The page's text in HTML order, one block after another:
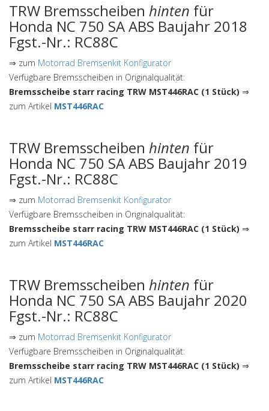
TRW Bremsscheiben hinten für
Honda NC 750 SA ABS Baujahr 2018
Fgst.-Nr.: RC88C
⇒ zum Motorrad Bremsenkit Konfigurator
Verfügbare Bremsscheiben in Originalqualität:
Bremsscheibe starr racing TRW MST446RAC (1 Stück) ⇒
zum Artikel MST446RAC
TRW Bremsscheiben hinten für
Honda NC 750 SA ABS Baujahr 2019
Fgst.-Nr.: RC88C
⇒ zum Motorrad Bremsenkit Konfigurator
Verfügbare Bremsscheiben in Originalqualität:
Bremsscheibe starr racing TRW MST446RAC (1 Stück) ⇒
zum Artikel MST446RAC
TRW Bremsscheiben hinten für
Honda NC 750 SA ABS Baujahr 2020
Fgst.-Nr.: RC88C
⇒ zum Motorrad Bremsenkit Konfigurator
Verfügbare Bremsscheiben in Originalqualität:
Bremsscheibe starr racing TRW MST446RAC (1 Stück) ⇒
zum Artikel MST446RAC